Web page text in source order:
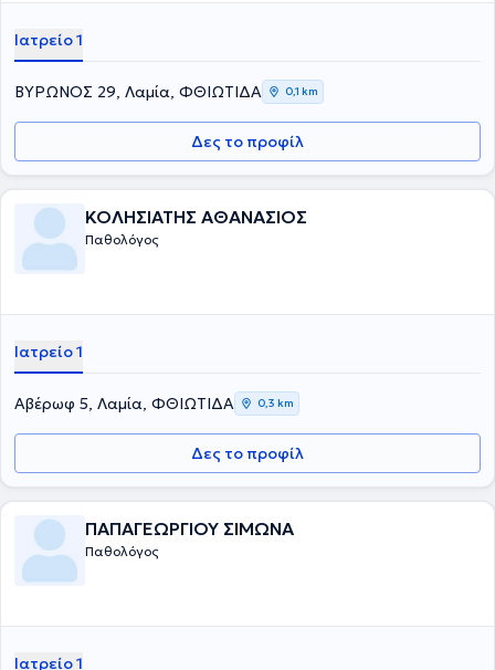
Ιατρείο 1
ΒΥΡΩΝΟΣ 29, Λαμία, ΦΘΙΩΤΙΔΑ 0,1 km
Δες το προφίλ
ΚΟΛΗΣΙΑΤΗΣ ΑΘΑΝΑΣΙΟΣ
Παθολόγος
Ιατρείο 1
Αβέρωφ 5, Λαμία, ΦΘΙΩΤΙΔΑ 0,3 km
Δες το προφίλ
ΠΑΠΑΓΕΩΡΓΙΟΥ ΣΙΜΩΝΑ
Παθολόγος
Ιατρείο 1